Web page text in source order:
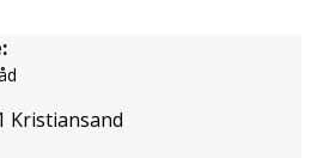
Kristiansand